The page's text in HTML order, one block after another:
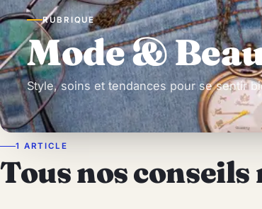
RUBRIQUE
Mode &
Style, soins et tendances pour se sentir
1 ARTICLE
Tous nos